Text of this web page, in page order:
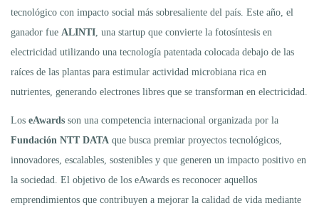
tecnológico con impacto social más sobresaliente del país. Este año, el
ganador fue ALINTI , una startup que convierte la fotosíntesis en
electricidad utilizando una tecnología patentada colocada debajo de las
raíces de las plantas para estimular actividad microbiana rica en
nutrientes, generando electrones libres que se transforman en electricidad.
Los eAwards son una competencia internacional organizada por la
Fundación NTT DATA que busca premiar proyectos tecnológicos,
innovadores, escalables, sostenibles y que generen un impacto positivo en
la sociedad. El objetivo de los eAwards es reconocer aquellos
emprendimientos que contribuyen a mejorar la calidad de vida mediante